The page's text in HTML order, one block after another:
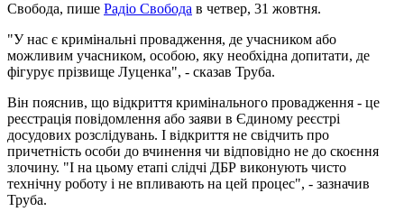
Свобода, пише Радіо Свобода в четвер, 31 жовтня.
"У нас є кримінальні провадження, де учасником або
можливим учасником, особою, яку необхідна допитати, де
фігурує прізвище Луценка", - сказав Труба.
Він пояснив, що відкриття кримінального провадження - це
реєстрація повідомлення або заяви в Єдиному реєстрі
досудових розслідувань. І відкриття не свідчить про
причетність особи до вчинення чи відповідно не до скоєння
злочину. "І на цьому етапі слідчі ДБР виконують чисто
технічну роботу і не впливають на цей процес", - зазначив
Труба.